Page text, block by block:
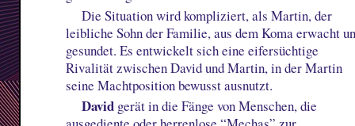
Die Situation wird kompliziert, als Martin, der
leibliche Sohn der Familie, aus dem Koma erwacht
gesundet. Es entwickelt sich eine eifersüchtige
Rivalität zwischen David und Martin, in der Martin
seine Machtposition bewusst ausnutzt.
David gerät in die Fänge von Menschen, die